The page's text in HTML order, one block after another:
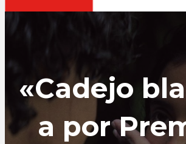
«Cadejo
a por